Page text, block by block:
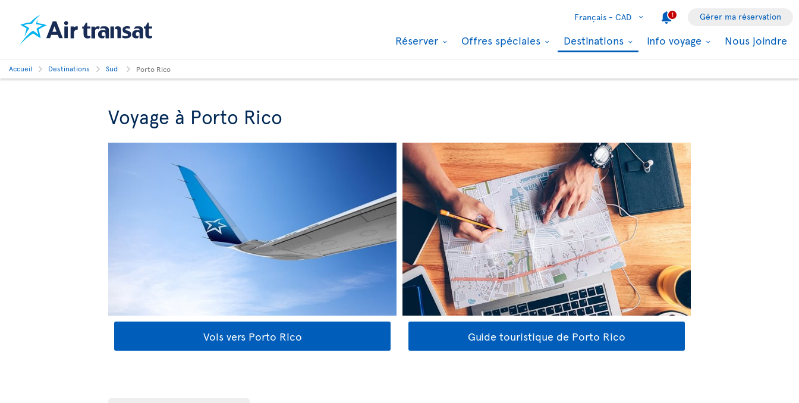
Français - CAD 1 Gérer ma réservation
Réserver Offres spéciales Destinations Info voyage Nous joindre
Accueil Destinations Sud Porto Rico
Voyage à Porto Rico
Vols vers Porto Rico Guide touristique de Porto Rico